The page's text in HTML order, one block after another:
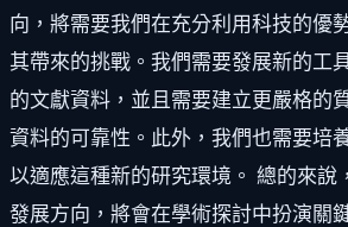
向，將需要我們在充分利用科技的優
其帶來的挑戰。我們需要發展新的工
的文獻資料，並且需要建立更嚴格的
資料的可靠性。此外，我們也需要培
以適應這種新的研究環境。 總的來說
發展方向，將會在學術探討中扮演關